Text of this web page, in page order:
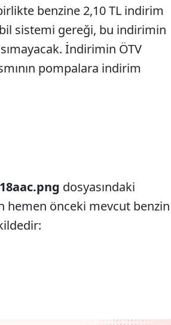
benzine 2,10 TL indirim
sistemi gereği, bu indirimin
İndirimin ÖTV
pompalara indirim
dosyasındaki
hemen önceki mevcut benzin